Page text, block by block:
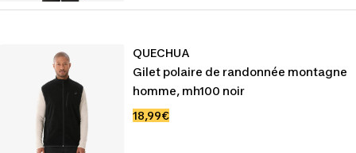
QUECHUA
Gilet polaire de randonnée montagne
homme, mh100 noir
Prix
18,99€